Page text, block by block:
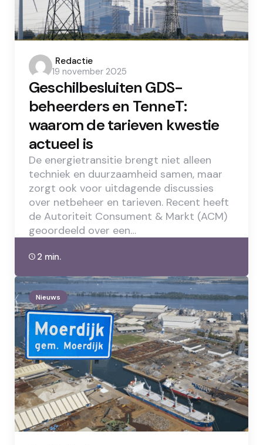
Posted
by
Redactie
19 november 2025
Geschilbesluiten GDS-
beheerders en TenneT:
waarom de tarieven kwestie
actueel is
De energietransitie brengt niet alleen
techniek en duurzaamheid samen, maar
zorgt ook voor uitdagende discussies
over netbeheer en tarieven. Recent heeft
de Autoriteit Consument & Markt (ACM)
geoordeeld over een…
2 min.
Nieuws